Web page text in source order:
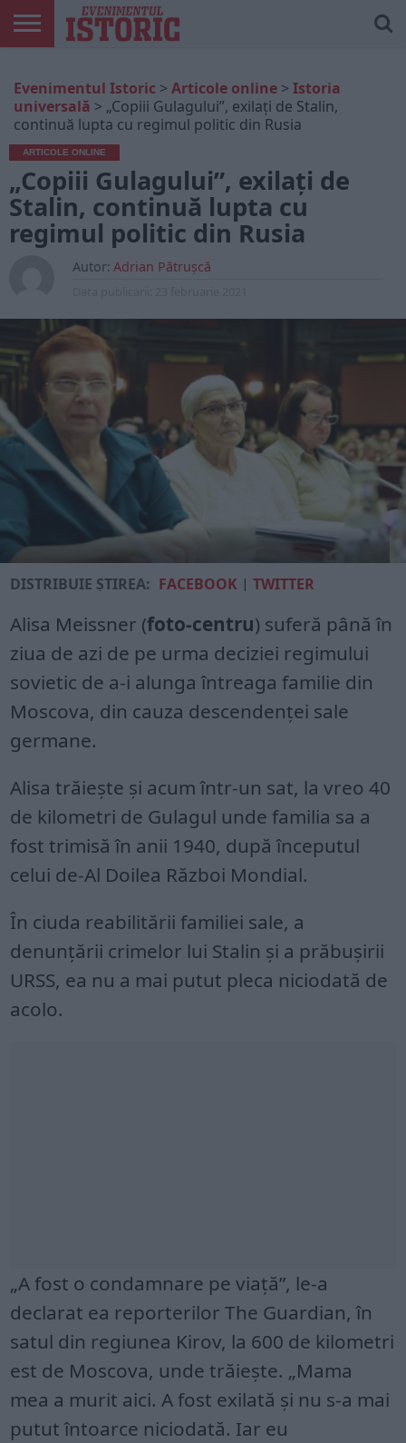
ONLINE
EDIȚII
TIPĂRITE
ISTORIC
PLAY
CONTUL
MEU
Evenimentul Istoric > Articole online > Istoria
universală > „Copiii Gulagului”, exilați de Stalin,
continuă lupta cu regimul politic din Rusia
ARTICOLE ONLINE
„Copiii Gulagului”, exilați de
Stalin, continuă lupta cu
regimul politic din Rusia
Autor: Adrian Pătrușcă
DISTRIBUIE ȘTIREA: FACEBOOK |TWITTER
Alisa Meissner (foto-centru) suferă până în
ziua de azi de pe urma deciziei regimului
sovietic de a-i alunga întreaga familie din
Moscova, din cauza descendenței sale
germane.
Alisa trăiește și acum într-un sat, la vreo 40
de kilometri de Gulagul unde familia sa a
fost trimisă în anii 1940, după începutul
celui de-Al Doilea Război Mondial.
În ciuda reabilitării familiei sale, a
denunțării crimelor lui Stalin și a prăbușirii
URSS, ea nu a mai putut pleca niciodată de
acolo.
„A fost o condamnare pe viață”, le-a
declarat ea reporterilor The Guardian, în
satul din regiunea Kirov, la 600 de kilometri
est de Moscova, unde trăiește. „Mama
mea a murit aici. A fost exilată și nu s-a mai
putut întoarce niciodată. Iar eu